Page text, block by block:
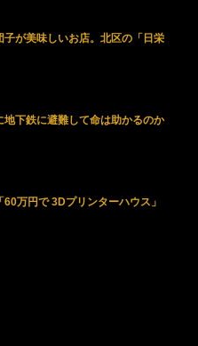
子が美味しいお店。北区の「日栄
地下鉄に避難して命は助かるのか
万円で 3Dプリンターハウス」